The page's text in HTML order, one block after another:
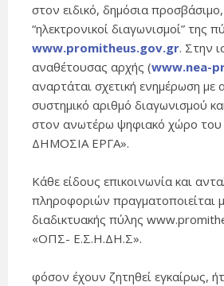
στον ειδικό, δημόσια
“ηλεκτρονικοί διαγωνισμοί” της
www.promitheus.gov.gr. Στην
αναθέτουσας αρχής (www.nea-
αναρτάται σχετική ενημέρωση
συστημικό αριθμό διαγωνισμού
στον ανωτέρω ψηφιακό χώρο
ΔΗΜΟΣΙΑ ΕΡΓΑ».
Κάθε είδους επικοινωνία και
πληροφοριών πραγματοποιείται
διαδικτυακής πύλης
«ΟΠΣ- Ε.Σ.Η.ΔΗ.Σ».
φόσον έχουν ζητηθεί εγκαίρως,